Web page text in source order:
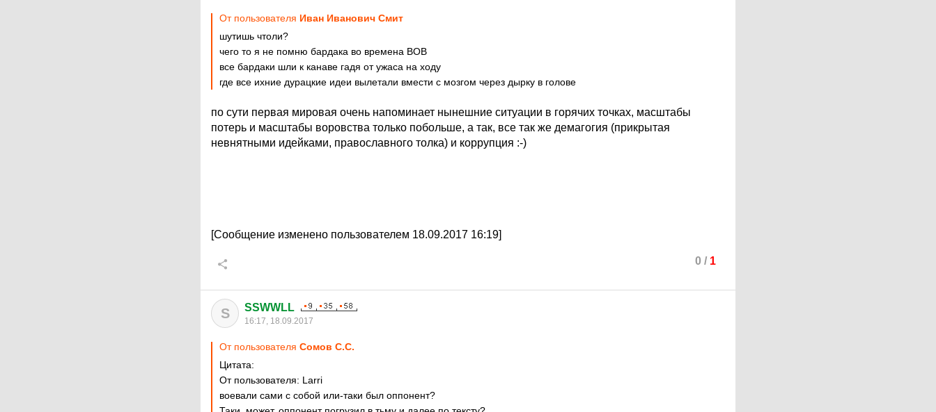
От пользователя Иван Иванович Смит
шутишь чтоли?
чего то я не помню бардака во времена ВОВ
все бардаки шли к канаве гадя от ужаса на ходу
где все ихние дурацкие идеи вылетали вмести с мозгом через дырку в голове
по сути первая мировая очень напоминает нынешние ситуации в горячих точках, масштабы
потерь и масштабы воровства только побольше, а так, все так же демагогия (прикрытая
невнятными идейками, православного толка) и коррупция :-)
[Сообщение изменено пользователем 18.09.2017 16:19]
0 / 1
S SSWWLL
16:17, 18.09.2017
От пользователя Сомов С.С.
Цитата:
От пользователя: Larri
воевали сами с собой или-таки был оппонент?